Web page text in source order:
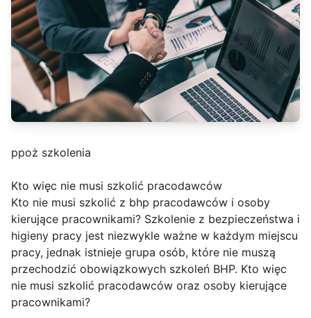
ppoż szkolenia
Kto więc nie musi szkolić pracodawców
Kto nie musi szkolić z bhp pracodawców i osoby
kierujące pracownikami? Szkolenie z bezpieczeństwa i
higieny pracy jest niezwykle ważne w każdym miejscu
pracy, jednak istnieje grupa osób, które nie muszą
przechodzić obowiązkowych szkoleń BHP. Kto więc
nie musi szkolić pracodawców oraz osoby kierujące
pracownikami?